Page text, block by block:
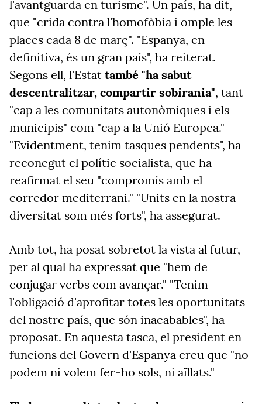
l'avantguarda en turisme". Un país, ha dit,
que "crida contra l'homofòbia i omple les
places cada 8 de març". "Espanya, en
definitiva, és un gran país", ha reiterat.
Segons ell, l'Estat també "ha sabut
descentralitzar, compartir sobirania", tant
"cap a les comunitats autonòmiques i els
municipis" com "cap a la Unió Europea."
"Evidentment, tenim tasques pendents", ha
reconegut el polític socialista, que ha
reafirmat el seu "compromís amb el
corredor mediterrani." "Units en la nostra
diversitat som més forts", ha assegurat.
Amb tot, ha posat sobretot la vista al futur,
per al qual ha expressat que "hem de
conjugar verbs com avançar." "Tenim
l'obligació d'aprofitar totes les oportunitats
del nostre país, que són inacabables", ha
proposat. En aquesta tasca, el president en
funcions del Govern d'Espanya creu que "no
podem ni volem fer-ho sols, ni aïllats."